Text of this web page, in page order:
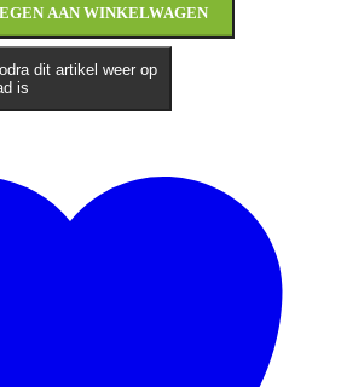
AAN WINKELWAGEN
dit artikel weer op
is